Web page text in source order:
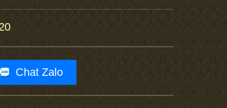
Chat Zalo